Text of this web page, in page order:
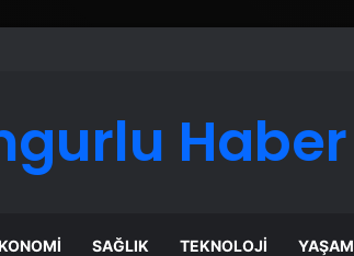
Haber
SAĞLIK TEKNOLOJI YAŞAM